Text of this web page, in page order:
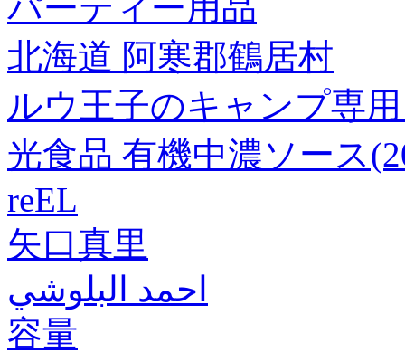
北海道 阿寒郡鶴居村
ルウ王子のキャンプ専
光食品 有機中濃ソース
reEL
矢口真里
احمد البلوشي
容量